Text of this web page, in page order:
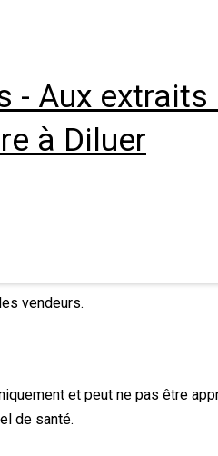
- Aux
à Diluer
vendeurs.
et peut ne pas être
de santé.